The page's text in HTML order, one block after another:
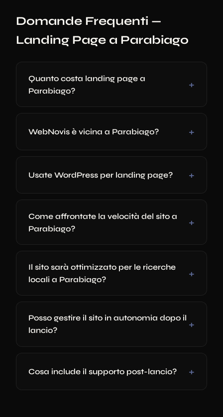
Domande Frequenti —
Landing Page a Parabiago
Quanto costa landing page a
Parabiago?
WebNovis è vicina a Parabiago?
Usate WordPress per landing page?
Come affrontate la velocità del sito a
Parabiago?
Il sito sarà ottimizzato per le ricerche
locali a Parabiago?
Posso gestire il sito in autonomia dopo il
lancio?
Cosa include il supporto post-lancio?